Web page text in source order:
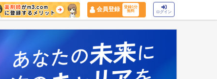
会員登録
登録1分
無料
ログイン
マイナ保険証